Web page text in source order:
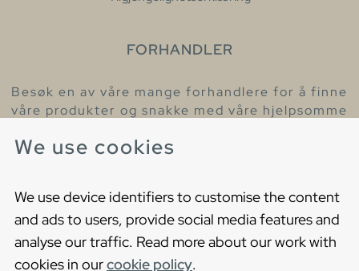
We use cookies
We use device identifiers to customise the content
and ads to users, provide social media features and
analyse our traffic. Read more about our work with
cookies in ourcookie policy.
FORHANDLER
Besøk en av våre mange forhandlere for å finne
våre produkter og snakke med våre hjelpsomme